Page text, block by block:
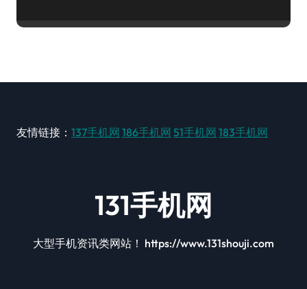
友情链接： 137手机网 186手机网 51手机网 183手机网
131手机网
大型手机资讯类网站！ https://www.131shouji.com